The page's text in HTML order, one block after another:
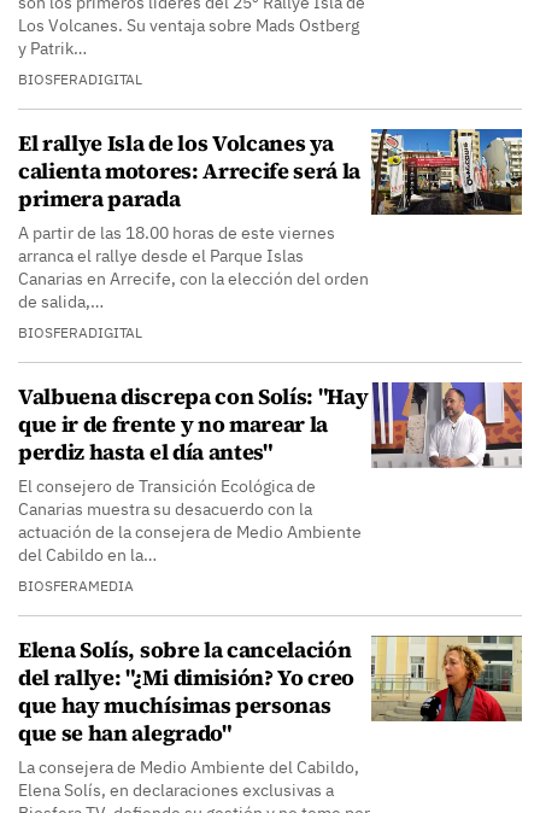
Los Volcanes. Su ventaja sobre Mads Ostberg
y Patrik…
BIOSFERADIGITAL
El rallye Isla de los Volcanes ya
calienta motores: Arrecife será la
primera parada
A partir de las 18.00 horas de este viernes
arranca el rallye desde el Parque Islas
Canarias en Arrecife, con la elección del orden
de salida,…
BIOSFERADIGITAL
Valbuena discrepa con Solís: "Hay
que ir de frente y no marear la
perdiz hasta el día antes"
El consejero de Transición Ecológica de
Canarias muestra su desacuerdo con la
actuación de la consejera de Medio Ambiente
del Cabildo en la…
BIOSFERAMEDIA
Elena Solís, sobre la cancelación
del rallye: "¿Mi dimisión? Yo creo
que hay muchísimas personas
que se han alegrado"
La consejera de Medio Ambiente del Cabildo,
Elena Solís, en declaraciones exclusivas a